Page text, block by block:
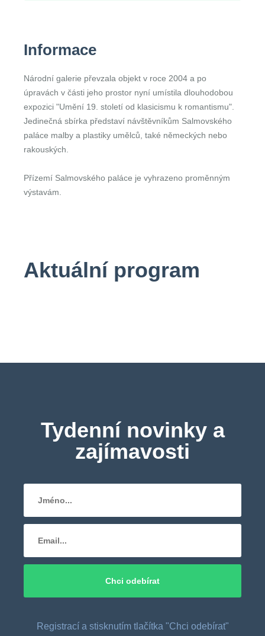
Informace
Národní galerie převzala objekt v roce 2004 a po
úpravách v části jeho prostor nyní umístila dlouhodobou
expozici "Umění 19. století od klasicismu k romantismu".
Jedinečná sbírka představí návštěvníkům Salmovského
paláce malby a plastiky umělců, také německých nebo
rakouských.
Přízemí Salmovského paláce je vyhrazeno proměnným
výstavám.
Aktuální program
Tydenní novinky a
zajímavosti
Registrací a stisknutím tlačítka "Chci odebírat"